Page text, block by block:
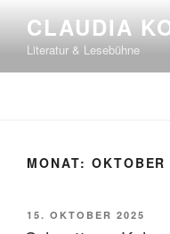
Inhalt
springen
CLAUDIA
Literatur & Lesebühne
MONAT:
VERÖFFENTLICHT
AM
15. OKTOBER 2025